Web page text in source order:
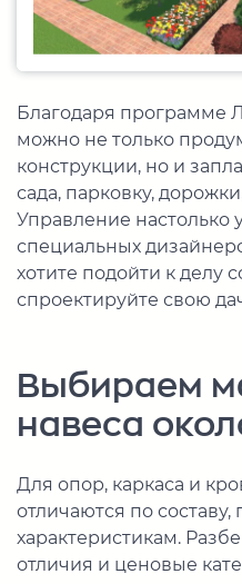
Благодаря программе
можно не только
конструкции, но и
сада, парковку,
Управление настолько
специальных
хотите подойти к делу
спроектируйте свою
Выбираем
навеса
Для опор, каркаса и
отличаются по
характеристикам.
отличия и ценовые